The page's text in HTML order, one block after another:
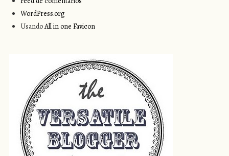
WordPress.org
UsandoAll in one Favicon